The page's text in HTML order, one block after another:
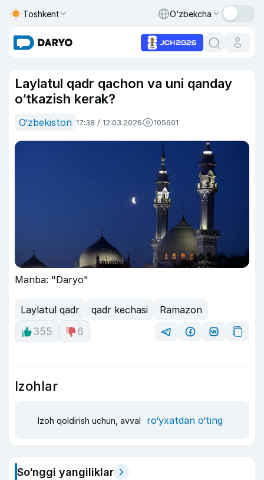
Toshkent O‘zbekcha
Laylatul qadr qachon va uni qanday
o‘tkazish kerak?
O‘zbekiston 17:38 / 12.03.2026 105601
Manba: "Daryo"
Laylatul qadr qadr kechasi
Ramazon
355
6
Izohlar
Izoh qoldirish uchun, avval ro‘yxatdan o‘ting
So‘nggi yangiliklar